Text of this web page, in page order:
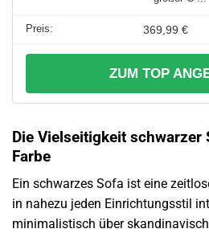
369,99 €
ZUM TOP
Die Vielseitigkeit schwarzer
Farbe
Ein schwarzes Sofa ist eine
in nahezu jeden Einrichtungsstil
minimalistisch über